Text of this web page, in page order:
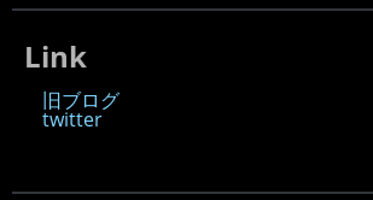
Link
旧ブログ
twitter